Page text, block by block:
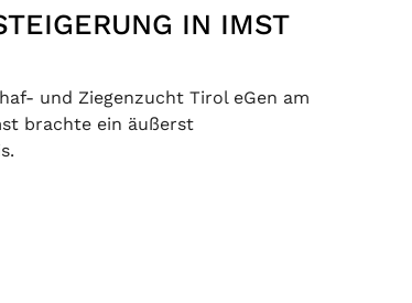
IN IMST
und Ziegenzucht Tirol eGen am
brachte ein äußerst